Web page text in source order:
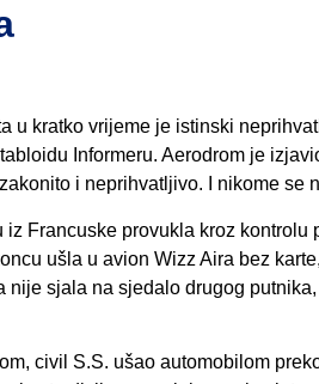
u kratko vrijeme je istinski
Informeru. Aerodrom je
i neprihvatljivo. I nikome se
Francuske provukla kroz kontrolu
ušla u avion Wizz Aira bez
sjala na sjedalo drugog
civil S.S. ušao automobilom